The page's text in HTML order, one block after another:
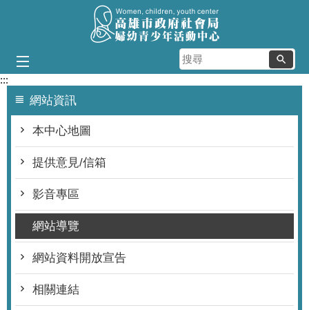
搜
尋
:::
網站資訊
本中心地圖
提供意見/信箱
影音專區
網站導覽
網站資料開放宣告
相關連結